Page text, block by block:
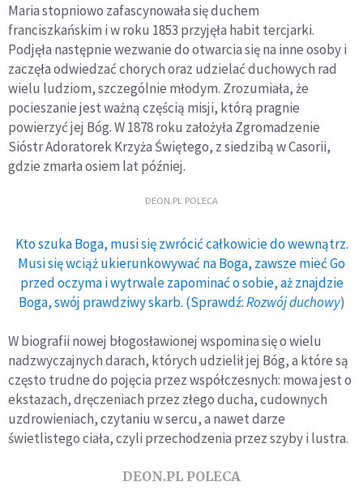
Maria stopniowo zafascynowała się duchem
franciszkańskim i w roku 1853 przyjęła habit tercjarki.
Podjęła następnie wezwanie do otwarcia się na inne osoby i
zaczęła odwiedzać chorych oraz udzielać duchowych rad
wielu ludziom, szczególnie młodym. Zrozumiała, że
pocieszanie jest ważną częścią misji, którą pragnie
powierzyć jej Bóg. W 1878 roku założyła Zgromadzenie
Sióstr Adoratorek Krzyża Świętego, z siedzibą w Casorii,
gdzie zmarła osiem lat później.
DEON.PL POLECA
Kto szuka Boga, musi się zwrócić całkowicie do wewnątrz.
Musi się wciąż ukierunkowywać na Boga, zawsze mieć Go
przed oczyma i wytrwale zapominać o sobie, aż znajdzie
Boga, swój prawdziwy skarb. (Sprawdź:Rozwój duchowy)
W biografii nowej błogosławionej wspomina się o wielu
nadzwyczajnych darach, których udzielił jej Bóg, a które są
często trudne do pojęcia przez współczesnych: mowa jest o
ekstazach, dręczeniach przez złego ducha, cudownych
uzdrowieniach, czytaniu w sercu, a nawet darze
świetlistego ciała, czyli przechodzenia przez szyby i lustra.
DEON.PL POLECA